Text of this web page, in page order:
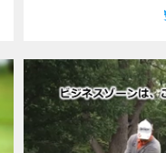
に近づけるか？である
右するのは1m前後の
[…]